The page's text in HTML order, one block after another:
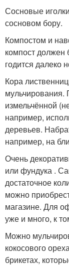
Сосновые
сосновом бору.
Компостом и
компост должен
годится далеко
Кора
измельчённой
например,
деревьев.
например, на
Очень
или фундука .
достаточное
можно
магазине. Для
уже и много, к
Можно
кокосового
брикетах,